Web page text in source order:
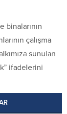
binalarının
çalışma
sunulan
ifadelerini